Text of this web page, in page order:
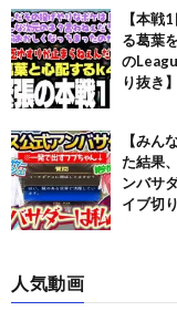
【本戦
る葛葉
の
り抜き】
【みん
た結果
ンバサ
イブ切
人気動画